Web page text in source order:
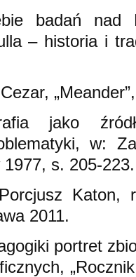
badań nad
– historia i
jako
w:
1977, s. 205-223.
Katon,
2011.
portret